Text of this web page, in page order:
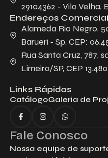
29104362 - Vila Velha,
Endereços
Alameda Rio Negro,
Barueri - Sp, CEP:
Rua Santa Cruz, 787,
Limeira/SP, CEP
Links Rápidos
CatálogoGaleria de
Fale Conosco
Nossa equipe de
Aceito receber